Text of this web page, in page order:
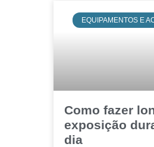
EQUIPAMENTOS E
Como fazer
exposição
dia